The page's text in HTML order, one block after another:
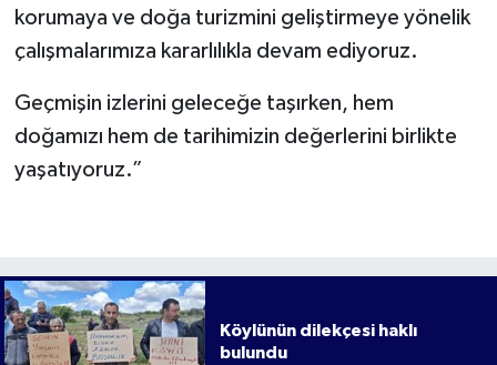
korumaya ve doğa turizmini geliştirmeye yönelik
çalışmalarımıza kararlılıkla devam ediyoruz.
Geçmişin izlerini geleceğe taşırken, hem
doğamızı hem de tarihimizin değerlerini birlikte
yaşatıyoruz.”
Köylünün dilekçesi haklı
bulundu